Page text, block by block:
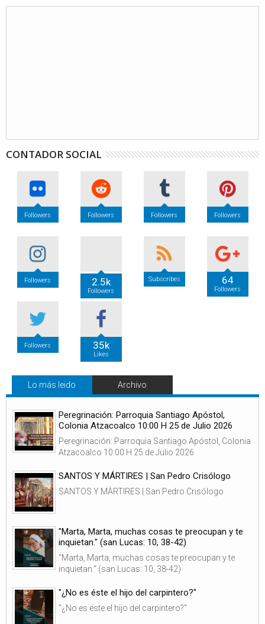
CONTADOR SOCIAL
Followers Followers Followers Followers
Followers 2.5k
Followers
Subscribes 64
Followers
Followers 35k
Likes
Lo más leido Archivo
Peregrinación: Parroquia Santiago Apóstol,
Colonia Atzacoalco 10:00 H 25 de Julio 2026
Peregrinación: Parroquia Santiago Apóstol, Colonia
Atzacoalco 10:00 H 25 de Julio 2026
SANTOS Y MÁRTIRES | San Pedro Crisólogo
SANTOS Y MÁRTIRES | San Pedro Crisólogo
"Marta, Marta, muchas cosas te preocupan y te
inquietan." (san Lucas: 10, 38-42)
"Marta, Marta, muchas cosas te preocupan y te
inquietan." (san Lucas: 10, 38-42)
"¿No es éste el hijo del carpintero?"
"¿No es éste el hijo del carpintero?"